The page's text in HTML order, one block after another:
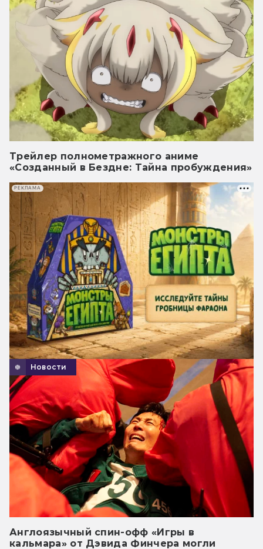
Трейлер полнометражного аниме
«Созданный в Бездне: Тайна пробуждения»
Новости
Англоязычный спин-офф «Игры в
кальмара» от Дэвида Финчера могли
РЕКЛАМА